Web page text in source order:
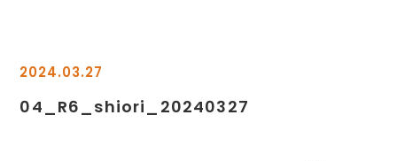
2024.03.27
04_R6_shiori_20240327